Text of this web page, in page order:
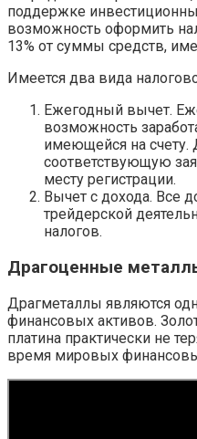
поддержке
возможность оформить
13% от суммы средств,
Имеется два вида
Ежегодный вычет.
возможность
имеющейся на счету.
соответствующую
месту регистрации.
Вычет с дохода. Все
трейдерской
налогов.
Драгоценные
Драгметаллы являются
финансовых активов.
платина практически не
время мировых